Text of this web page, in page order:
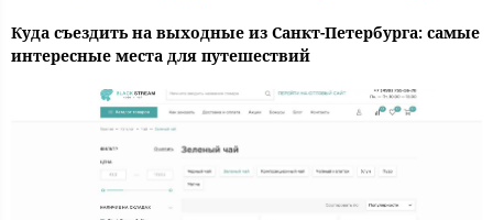
Куда съездить на выходные из Санкт-Петербурга: самые
интересные места для путешествий